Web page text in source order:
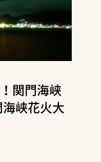
関門海峡
峡花火大